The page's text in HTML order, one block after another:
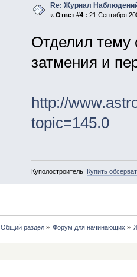
Re: Журнал
« Ответ #4 : 21 Сентября
Отделил тему
затмения и
http://
topic=145.0
Куполостроитель Купить
Общий раздел» Форум для начинающих »